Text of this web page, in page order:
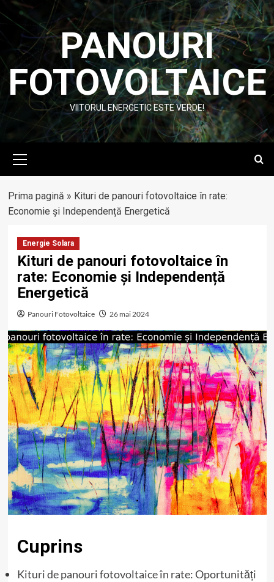
Skip
to
content
PANOURI
FOTOVOLTAICE
VIITORUL ENERGETIC ESTE VERDE!
Menu
Prima pagină » Kituri de panouri fotovoltaice în rate:
Economie și Independență Energetică
Energie Solara
Kituri de panouri fotovoltaice în
rate: Economie și Independență
Energetică
Panouri Fotovoltaice 26 mai 2024
Cuprins
Kituri de panouri fotovoltaice în rate: Oportunități